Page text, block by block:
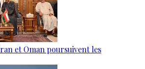
et Oman poursuivent les